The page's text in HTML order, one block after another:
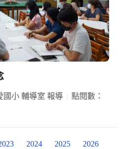
國小 輔導室 報導
點閱數：
2024 2025 2026